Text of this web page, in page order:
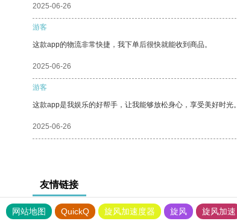
2025-06-26
游客
这款app的物流非常快捷，我下单后很快就能收到商品。
2025-06-26
游客
这款app是我娱乐的好帮手，让我能够放松身心，享受美好时光。
2025-06-26
友情链接
网站地图 QuickQ 旋风加速度器 旋风 旋风加速